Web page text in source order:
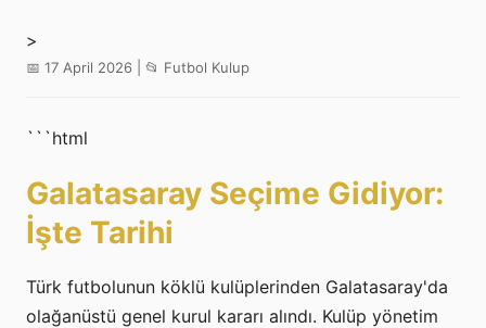
>
📅 17 April 2026 | 📂 Futbol Kulup
```html
Galatasaray Seçime Gidiyor:
İşte Tarihi
Türk futbolunun köklü kulüplerinden Galatasaray'da
olağanüstü genel kurul kararı alındı. Kulüp yönetim